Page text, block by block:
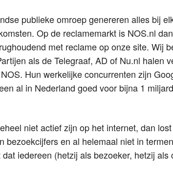
publieke omroep genereren alles bij
Op de reclamemarkt is NOS.nl
met reclame op onze site. Wij
als de Telegraaf, AD of Nu.nl halen
Hun werkelijke concurrenten zijn
al in Nederland goed voor bijna 1
niet actief zijn op het internet, dan
bezoekcijfers en al helemaal niet in
iedereen (hetzij als bezoeker, hetzij als